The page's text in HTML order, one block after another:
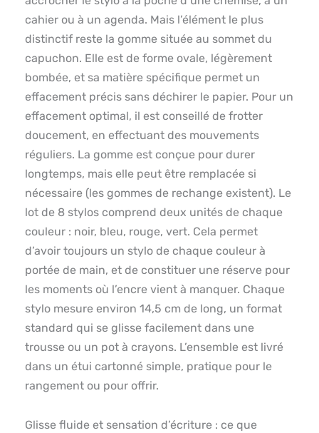
cahier ou à un agenda. Mais l’élément le plus
distinctif reste la gomme située au sommet du
capuchon. Elle est de forme ovale, légèrement
bombée, et sa matière spécifique permet un
effacement précis sans déchirer le papier. Pour un
effacement optimal, il est conseillé de frotter
doucement, en effectuant des mouvements
réguliers. La gomme est conçue pour durer
longtemps, mais elle peut être remplacée si
nécessaire (les gommes de rechange existent). Le
lot de 8 stylos comprend deux unités de chaque
couleur : noir, bleu, rouge, vert. Cela permet
d’avoir toujours un stylo de chaque couleur à
portée de main, et de constituer une réserve pour
les moments où l’encre vient à manquer. Chaque
stylo mesure environ 14,5 cm de long, un format
standard qui se glisse facilement dans une
trousse ou un pot à crayons. L’ensemble est livré
dans un étui cartonné simple, pratique pour le
rangement ou pour offrir.
Glisse fluide et sensation d’écriture : ce que